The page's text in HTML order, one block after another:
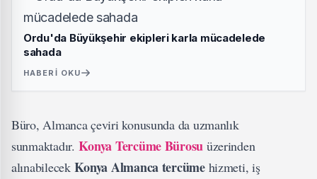
Ordu'da Büyükşehir ekipleri karla mücadelede
sahada
HABERI OKU
Büro, Almanca çeviri konusunda da uzmanlık
sunmaktadır. Konya Tercüme Bürosu üzerinden
alınabilecek Konya Almanca tercümehizmeti, iş